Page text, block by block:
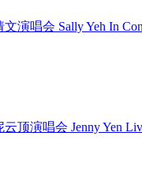
文演唱会 Sally Yeh In
云顶演唱会 Jenny Yen